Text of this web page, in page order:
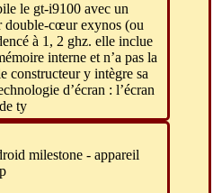
le gt-i9100 avec un
double-cœur exynos (ou
à 1, 2 ghz. elle inclue
interne et n’a pas la
constructeur y intègre sa
d’écran : l’écran
ty
milestone - appareil